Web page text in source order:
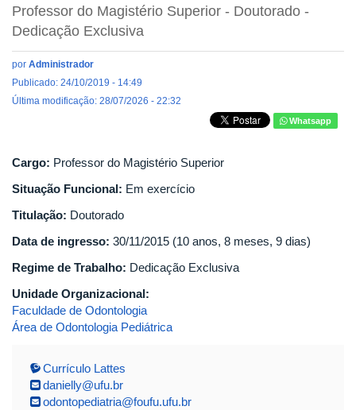
Professor do Magistério Superior - Doutorado -
Dedicação Exclusiva
por Administrador
Publicado: 24/10/2019 - 14:49
Última modificação: 28/07/2026 - 22:32
Whatsapp
Cargo: Professor do Magistério Superior
Situação Funcional: Em exercício
Titulação: Doutorado
Data de ingresso: 30/11/2015 (10 anos, 8 meses, 9 dias)
Regime de Trabalho: Dedicação Exclusiva
Unidade Organizacional:
Faculdade de Odontologia
Área de Odontologia Pediátrica
Currículo Lattes
danielly@ufu.br
odontopediatria@foufu.ufu.br